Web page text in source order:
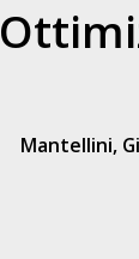
Mantellini,